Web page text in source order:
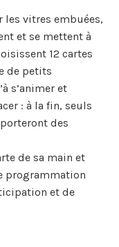
vitres embuées,
et se mettent à
12 cartes
de petits
s’animer et
: à la fin, seuls
des
de sa main et
programmation
et de